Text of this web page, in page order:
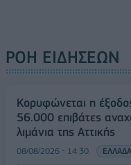
ΡΟΗ ΕΙΔΗΣΕΩΝ
Κορυφώνεται η
56.000 επιβάτες
λιμάνια της Αττικής
08/08/2026 - 14:30 ΕΛΛΑΔΑ